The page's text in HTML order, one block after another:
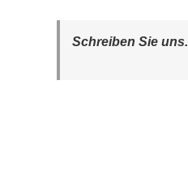
Schreiben Sie uns.